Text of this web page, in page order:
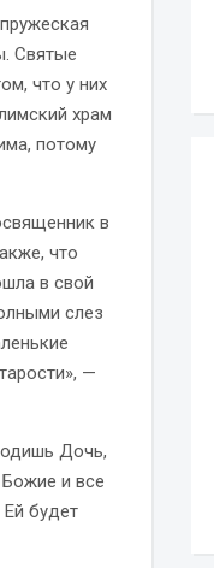
Святые
что у них
храм
потому
в
что
в свой
слез
—
Дочь,
и все
будет